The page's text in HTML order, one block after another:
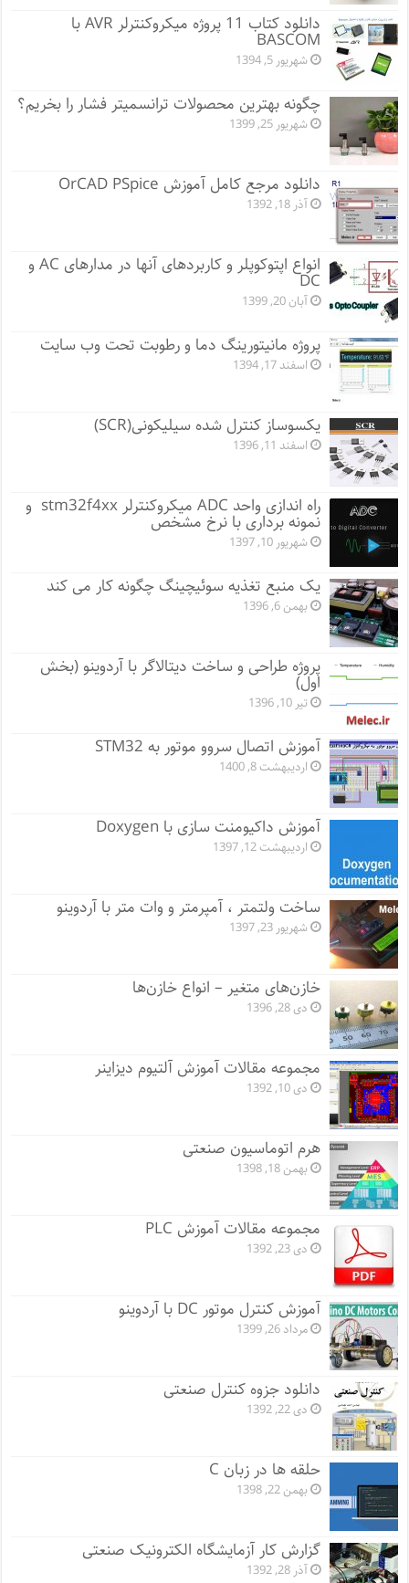
دانلود کتاب 11 پروژه میکروکنترلر AVR با
BASCOM
شهریور 5, 1394
چگونه بهترین محصولات ترانسمیتر فشار را بخریم؟
شهریور 25, 1399
دانلود مرجع کامل آموزش OrCAD PSpice
آذر 18, 1392
انواع اپتوکوپلر و کاربردهای آنها در مدارهای AC و
DC
آبان 20, 1399
پروژه مانيتورينگ دما و رطوبت تحت وب سایت
اسفند 17, 1394
یکسوساز کنترل شده سیلیکونی(SCR)
اسفند 11, 1396
راه اندازی واحد ADC میکروکنترلر stm32f4xx و
نمونه برداری با نرخ مشخص
شهریور 10, 1397
یک منبع تغذیه سوئیچینگ چگونه کار می کند
بهمن 6, 1396
پروژه طراحی و ساخت دیتالاگر با آردوینو (بخش
اول)
تیر 10, 1396
آموزش اتصال سروو موتور به STM32
اردیبهشت 8, 1400
آموزش داکیومنت سازی با Doxygen
اردیبهشت 12, 1397
ساخت ولتمتر ، آمپرمتر و وات متر با آردوینو
شهریور 23, 1397
خازن‌های متغیر – انواع خازن‌ها
دی 28, 1396
مجموعه مقالات آموزش آلتیوم دیزاینر
دی 10, 1392
هرم اتوماسیون صنعتی
بهمن 18, 1398
مجموعه مقالات آموزش PLC
دی 23, 1392
آموزش کنترل موتور DC با آردوینو
مرداد 26, 1399
دانلود جزوه کنترل صنعتی
دی 22, 1392
حلقه ها در زبان C
بهمن 22, 1398
گزارش کار آزمایشگاه الکترونیک صنعتی
آذر 28, 1392